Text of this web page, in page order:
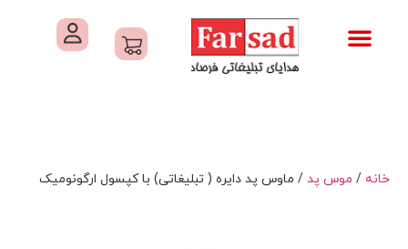
خانه / موس پد/ ماوس پد دایره ( تبلیغاتی) با کپسول ارگونومیک